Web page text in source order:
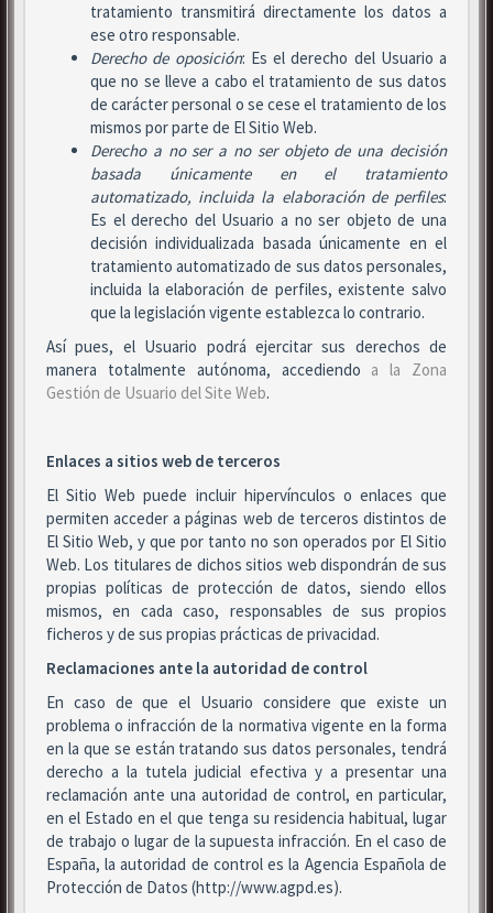
tratamiento transmitirá directamente los datos a
ese otro responsable.
Derecho de oposición: Es el derecho del Usuario a
que no se lleve a cabo el tratamiento de sus datos
de carácter personal o se cese el tratamiento de los
mismos por parte de El Sitio Web.
Derecho a no ser a no ser objeto de una decisión
basada únicamente en el tratamiento
automatizado, incluida la elaboración de perfiles:
Es el derecho del Usuario a no ser objeto de una
decisión individualizada basada únicamente en el
tratamiento automatizado de sus datos personales,
incluida la elaboración de perfiles, existente salvo
que la legislación vigente establezca lo contrario.
Así pues, el Usuario podrá ejercitar sus derechos de
manera totalmente autónoma, accediendo a la Zona
Gestión de Usuario del Site Web.
Enlaces a sitios web de terceros
El Sitio Web puede incluir hipervínculos o enlaces que
permiten acceder a páginas web de terceros distintos de
El Sitio Web, y que por tanto no son operados por El Sitio
Web. Los titulares de dichos sitios web dispondrán de sus
propias políticas de protección de datos, siendo ellos
mismos, en cada caso, responsables de sus propios
ficheros y de sus propias prácticas de privacidad.
Reclamaciones ante la autoridad de control
En caso de que el Usuario considere que existe un
problema o infracción de la normativa vigente en la forma
en la que se están tratando sus datos personales, tendrá
derecho a la tutela judicial efectiva y a presentar una
reclamación ante una autoridad de control, en particular,
en el Estado en el que tenga su residencia habitual, lugar
de trabajo o lugar de la supuesta infracción. En el caso de
España, la autoridad de control es la Agencia Española de
Protección de Datos (http://www.agpd.es).